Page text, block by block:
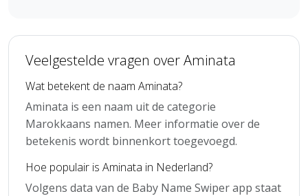
Veelgestelde vragen over Aminata
Wat betekent de naam Aminata?
Aminata is een naam uit de categorie
Marokkaans namen. Meer informatie over de
betekenis wordt binnenkort toegevoegd.
Hoe populair is Aminata in Nederland?
Volgens data van de Baby Name Swiper app staat